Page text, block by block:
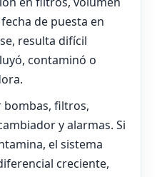
de puesta en
resulta difícil
contaminó o
filtros,
y alarmas. Si
el sistema
creciente,